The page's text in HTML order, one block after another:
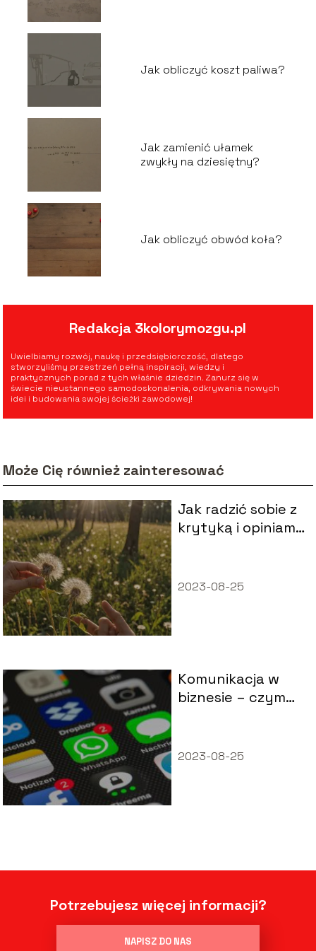
Jak obliczyć koszt paliwa?
Jak zamienić ułamek
zwykły na dziesiętny?
Jak obliczyć obwód koła?
Redakcja 3kolorymozgu.pl
Uwielbiamy rozwój, naukę i przedsiębiorczość, dlatego
stworzyliśmy przestrzeń pełną inspiracji, wiedzy i
praktycznych porad z tych właśnie dziedzin. Zanurz się w
świecie nieustannego samodoskonalenia, odkrywania nowych
idei i budowania swojej ścieżki zawodowej!
Może Cię również zainteresować
Jak radzić sobie z
krytyką i opiniami
2023-08-25
Komunikacja w
biznesie – czym
2023-08-25
Potrzebujesz więcej informacji?
NAPISZ DO NAS